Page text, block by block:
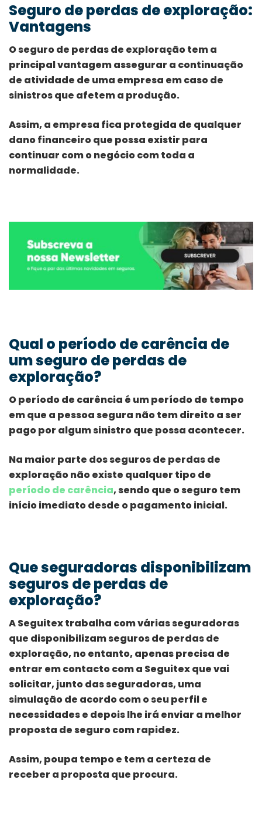
Seguro de perdas de exploração:
Vantagens
O seguro de perdas de exploração tem a
principal vantagem assegurar a continuação
de atividade de uma empresa em caso de
sinistros que afetem a produção.
Assim, a empresa fica protegida de qualquer
dano financeiro que possa existir para
continuar com o negócio com toda a
normalidade.
Qual o período de carência de
um seguro de perdas de
exploração?
O período de carência é um período de tempo
em que a pessoa segura não tem direito a ser
pago por algum sinistro que possa acontecer.
Na maior parte dos seguros de perdas de
exploração não existe qualquer tipo de
período de carência, sendo que o seguro tem
início imediato desde o pagamento inicial.
Que seguradoras disponibilizam
seguros de perdas de
exploração?
A Seguitex trabalha com várias seguradoras
que disponibilizam seguros de perdas de
exploração, no entanto, apenas precisa de
entrar em contacto com a Seguitex que vai
solicitar, junto das seguradoras, uma
simulação de acordo com o seu perfil e
necessidades e depois lhe irá enviar a melhor
proposta de seguro com rapidez.
Assim, poupa tempo e tem a certeza de
receber a proposta que procura.